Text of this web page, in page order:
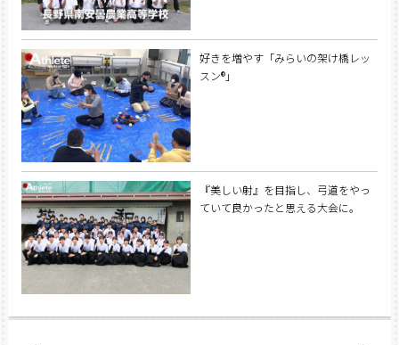
好きを増やす「みらいの架け橋レッ
スン®︎」
『美しい射』を目指し、弓道をやっ
ていて良かったと思える大会に。